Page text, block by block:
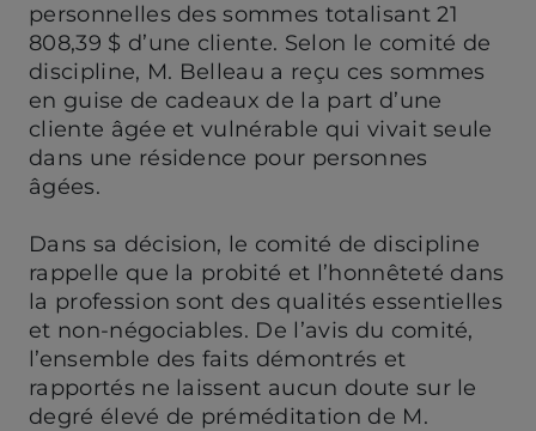
personnelles des sommes totalisant 21
808,39 $ d’une cliente. Selon le comité de
discipline, M. Belleau a reçu ces sommes
en guise de cadeaux de la part d’une
cliente âgée et vulnérable qui vivait seule
dans une résidence pour personnes
âgées.
Dans sa décision, le comité de discipline
rappelle que la probité et l’honnêteté dans
la profession sont des qualités essentielles
et non-négociables. De l’avis du comité,
l’ensemble des faits démontrés et
rapportés ne laissent aucun doute sur le
degré élevé de préméditation de M.